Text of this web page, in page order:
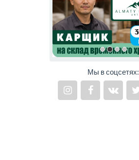
Мы в соцсетях: